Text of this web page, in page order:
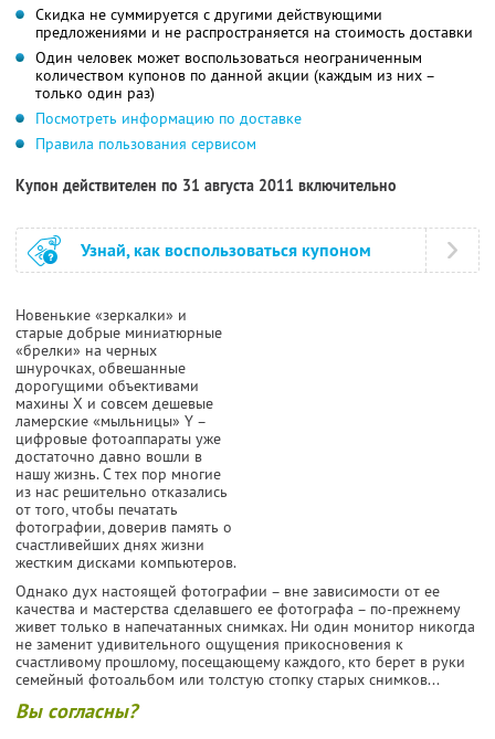
Скидка не суммируется с другими действующими
предложениями и не распространяется на стоимость доставки
Один человек может воспользоваться неограниченным
количеством купонов по данной акции (каждым из них –
только один раз)
Посмотреть информацию по доставке
Правила пользования сервисом
Купон действителен по 31 августа 2011 включительно
Узнай, как воспользоваться купоном
Новенькие «зеркалки» и
старые добрые миниатюрные
«брелки» на черных
шнурочках, обвешанные
дорогущими объективами
махины X и совсем дешевые
ламерские «мыльницы» Y –
цифровые фотоаппараты уже
достаточно давно вошли в
нашу жизнь. С тех пор многие
из нас решительно отказались
от того, чтобы печатать
фотографии, доверив память о
счастливейших днях жизни
жестким дисками компьютеров.
Однако дух настоящей фотографии – вне зависимости от ее
качества и мастерства сделавшего ее фотографа – по-прежнему
живет только в напечатанных снимках. Ни один монитор никогда
не заменит удивительного ощущения прикосновения к
счастливому прошлому, посещающему каждого, кто берет в руки
семейный фотоальбом или толстую стопку старых снимков...
Вы согласны?